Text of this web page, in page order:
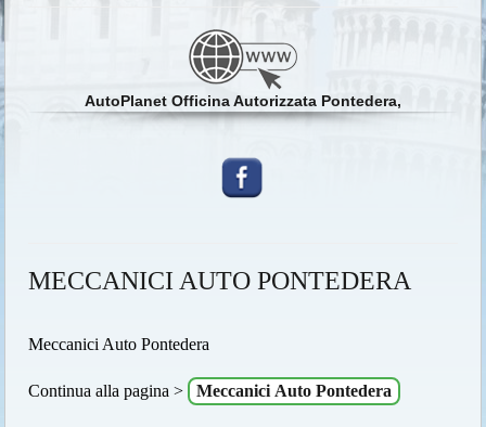
AutoPlanet Officina Autorizzata Pontedera,
MECCANICI AUTO PONTEDERA
Meccanici Auto Pontedera
Continua alla pagina > Meccanici Auto Pontedera